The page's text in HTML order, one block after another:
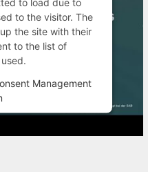
to the visitor. The
the site with their
to the list of
Management